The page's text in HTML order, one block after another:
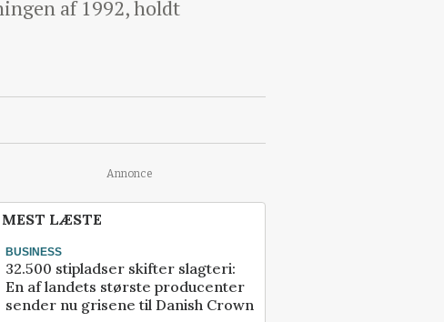
af 1992, holdt
Annonce
MEST LÆSTE
BUSINESS
32.500 stipladser skifter slagteri:
En af landets største producenter
sender nu grisene til Danish Crown